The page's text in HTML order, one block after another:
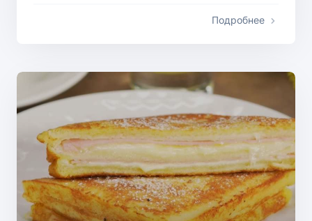
Подробнее